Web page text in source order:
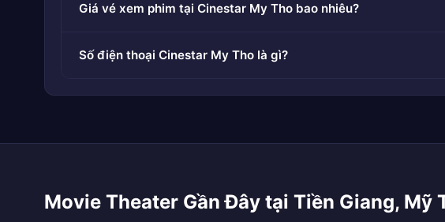
Giá vé xem phim tại Cinestar My Tho bao nhiêu?
Số điện thoại Cinestar My Tho là gì?
Movie Theater Gần Đây tại Tiền Giang, Mỹ